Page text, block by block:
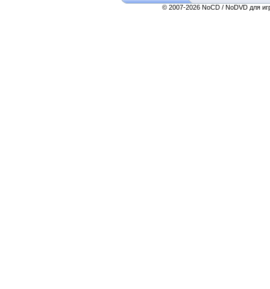
© 2007-2026 NoCD / NoDVD для